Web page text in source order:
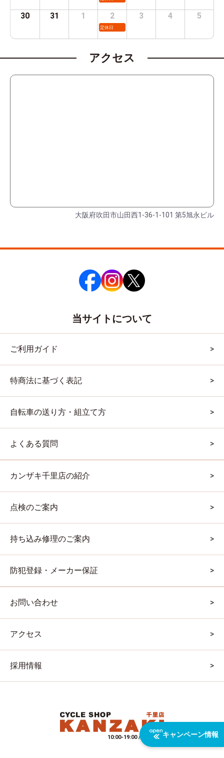
キャンペーン情報
30 31 1 2
定休日
3 4 5
アクセス
大阪府吹田市山田西1-36-1-101 第5旭永ビル
当サイトについて
ご利用ガイド
特商法に基づく表記
自転車の送り方・組立て方
よくある質問
カンザキ千里店の紹介
点検のご案内
持ち込み修理のご案内
防犯登録・メーカー保証
お問い合わせ
アクセス
採用情報
10:00-19:00 / 水曜定休